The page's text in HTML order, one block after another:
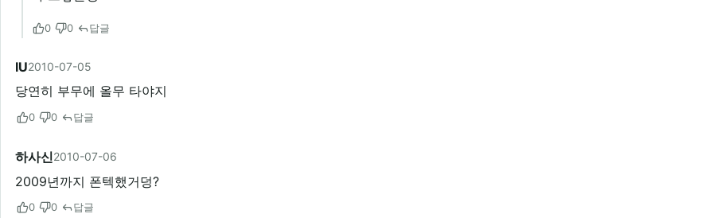
0 0 답글
IU2010-07-05
당연히 부무에 올무 타야지
0 0 답글
하사신2010-07-06
2009년까지 폰텍했거덩?
0 0 답글